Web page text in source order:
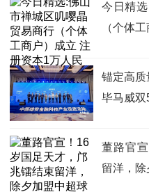
今日精
（个体
锚定高质
毕马威双
董路官
留洋，除